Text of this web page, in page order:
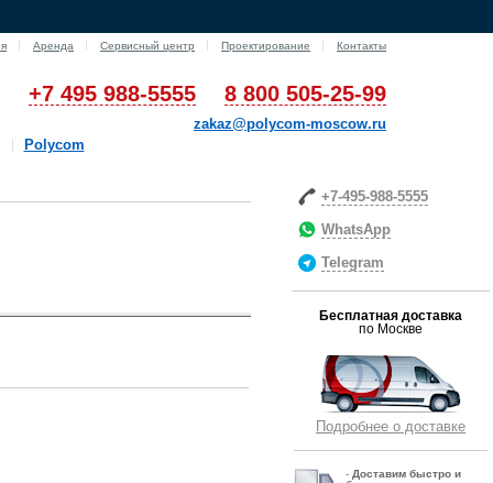
Аренда Сервисный центр Проектирование Контакты
+7 495 988-5555 8 800 505-25-99
zakaz@polycom-moscow.ru
Polycom
+7-495-988-5555
WhatsApp
Telegram
Бесплатная доставка
по Москве
Подробнее о доставке
- Доставим быстро и